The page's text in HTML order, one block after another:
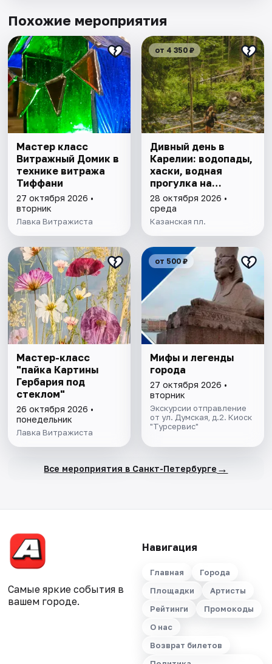
Похожие мероприятия
Мастер класс
Витражный Домик в
технике витража
Тиффани
27 октября 2026 •
вторник
Лавка Витражиста
от 4 350 ₽
Дивный день в
Карелии: водопады,
хаски, водная
прогулка на
драккаре к
форелевой ферме
28 октября 2026 •
среда
Казанская пл.
Мастер-класс
"пайка Картины
Гербария под
стеклом"
26 октября 2026 •
понедельник
Лавка Витражиста
от 500 ₽
Мифы и легенды
города
27 октября 2026 •
вторник
Экскурсии отправление
от ул. Думская, д.2. Киоск
"Турсервис"
Все мероприятия в Санкт-Петербурге →
Самые яркие события в
вашем городе.
Навигация
Главная
Города
Площадки
Артисты
Рейтинги
Промокоды
О нас
Возврат билетов